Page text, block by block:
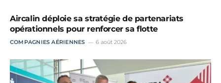
Aircalin déploie sa stratégie de partenariats
opérationnels pour renforcer sa flotte
COMPAGNIES AÉRIENNES 6 août 2026